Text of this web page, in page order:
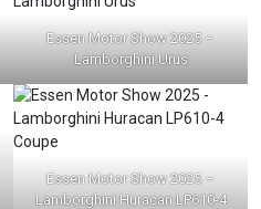
Essen Motor Show 2025 –
Lamborghini Urus
Essen Motor Show 2025 –
Lamborghini Huracan LP610-4